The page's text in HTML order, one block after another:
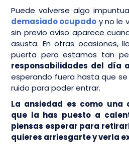
Puede volverse algo
demasiado ocupado y no le
sin previo aviso aparece
asusta. En otras ocasiones,
puerta pero estamos tan
responsabilidades del día
esperando fuera hasta que
ruido para poder entrar.
La ansiedad es como una
que la has puesto a
piensas esperar para
quieres arriesgarte y verla